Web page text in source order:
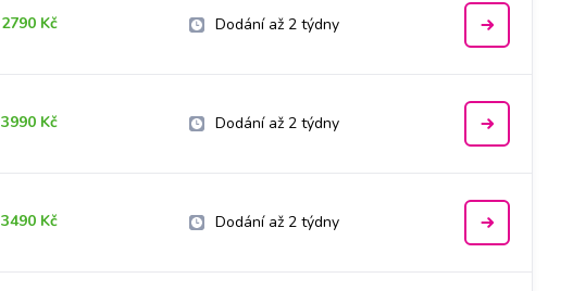
2790 Kč Dodání až 2 týdny
3990 Kč Dodání až 2 týdny
3490 Kč Dodání až 2 týdny